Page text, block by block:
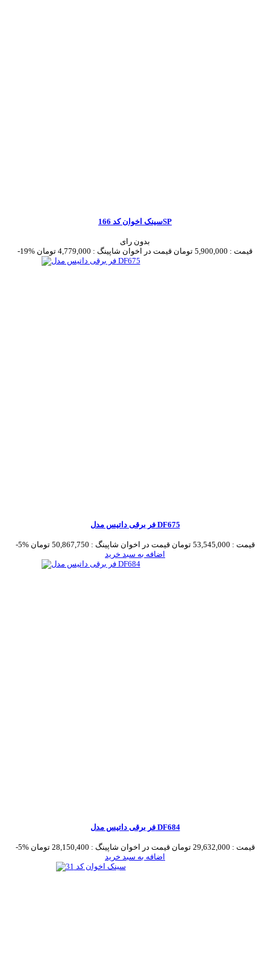
سینک اخوان کد 166SP
بدون رای
-19%
قیمت : 5,900,000 تومان قیمت در اخوان شاپینگ : 4,779,000 تومان
فر برقی داتیس مدل DF675
-5% قیمت : 53,545,000 تومان قیمت در اخوان شاپینگ : 50,867,750 تومان
اضافه به سبد خرید
فر برقی داتیس مدل DF684
-5% قیمت : 29,632,000 تومان قیمت در اخوان شاپینگ : 28,150,400 تومان
اضافه به سبد خرید